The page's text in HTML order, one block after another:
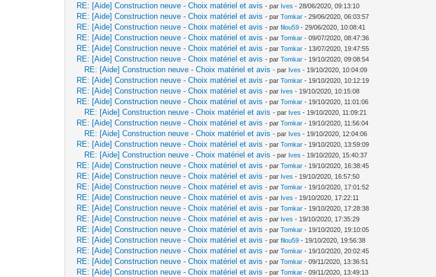
RE: [Aide] Construction neuve - Choix matériel et avis - par Ives - 28/06/2020, 09:13:10
RE: [Aide] Construction neuve - Choix matériel et avis - parTomkar - 29/06/2020, 06:03:57
RE: [Aide] Construction neuve - Choix matériel et avis - parfilou59 - 29/06/2020, 10:08:41
RE: [Aide] Construction neuve - Choix matériel et avis - parTomkar - 09/07/2020, 08:47:36
RE: [Aide] Construction neuve - Choix matériel et avis - parTomkar - 13/07/2020, 19:47:55
RE: [Aide] Construction neuve - Choix matériel et avis - parTomkar - 19/10/2020, 09:08:54
RE: [Aide] Construction neuve - Choix matériel et avis - par Ives - 19/10/2020, 10:04:09
RE: [Aide] Construction neuve - Choix matériel et avis - parTomkar - 19/10/2020, 10:12:19
RE: [Aide] Construction neuve - Choix matériel et avis - par Ives - 19/10/2020, 10:15:08
RE: [Aide] Construction neuve - Choix matériel et avis - parTomkar - 19/10/2020, 11:01:06
RE: [Aide] Construction neuve - Choix matériel et avis - par Ives - 19/10/2020, 11:09:21
RE: [Aide] Construction neuve - Choix matériel et avis - parTomkar - 19/10/2020, 11:56:04
RE: [Aide] Construction neuve - Choix matériel et avis - par Ives - 19/10/2020, 12:04:06
RE: [Aide] Construction neuve - Choix matériel et avis - parTomkar - 19/10/2020, 13:59:09
RE: [Aide] Construction neuve - Choix matériel et avis - par Ives - 19/10/2020, 15:40:37
RE: [Aide] Construction neuve - Choix matériel et avis - parTomkar - 19/10/2020, 16:38:45
RE: [Aide] Construction neuve - Choix matériel et avis - par Ives - 19/10/2020, 16:57:50
RE: [Aide] Construction neuve - Choix matériel et avis - parTomkar - 19/10/2020, 17:01:52
RE: [Aide] Construction neuve - Choix matériel et avis - par Ives - 19/10/2020, 17:22:11
RE: [Aide] Construction neuve - Choix matériel et avis - parTomkar - 19/10/2020, 17:28:38
RE: [Aide] Construction neuve - Choix matériel et avis - par Ives - 19/10/2020, 17:35:29
RE: [Aide] Construction neuve - Choix matériel et avis - parTomkar - 19/10/2020, 19:10:05
RE: [Aide] Construction neuve - Choix matériel et avis - parfilou59 - 19/10/2020, 19:56:38
RE: [Aide] Construction neuve - Choix matériel et avis - parTomkar - 19/10/2020, 20:02:45
RE: [Aide] Construction neuve - Choix matériel et avis - parTomkar - 09/11/2020, 13:36:51
RE: [Aide] Construction neuve - Choix matériel et avis - parTomkar - 09/11/2020, 13:49:13